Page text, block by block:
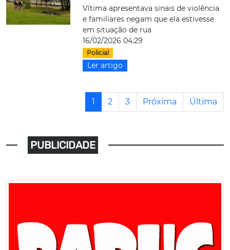
Vítima apresentava sinais de violência
e familiares negam que ela estivesse
em situação de rua
16/02/2026 04:29
Policial
Ler artigo
1 2 3 Próxima Última
PUBLICIDADE